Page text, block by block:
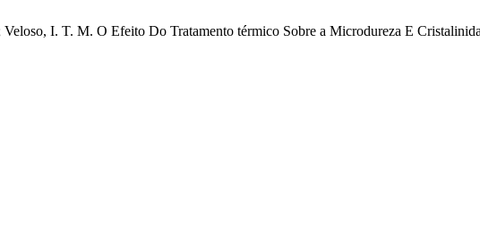
I. T. M. O Efeito Do Tratamento térmico Sobre a Microdureza E